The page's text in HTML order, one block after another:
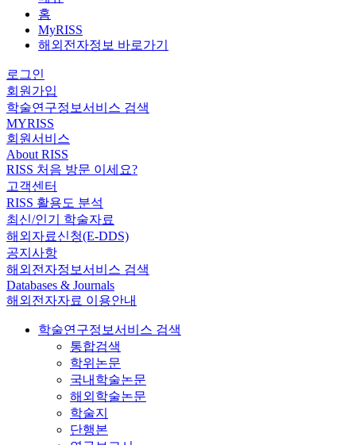
홈
MyRISS
해외전자정보 바로가기
로그인
회원가입
학술연구정보서비스 검색
MYRISS
회원서비스
About RISS
RISS 처음 방문 이세요?
고객센터
RISS 활용도 분석
최신/인기 학술자료
해외자료신청(E-DDS)
공지사항
해외전자정보서비스 검색
Databases & Journals
해외전자자료 이용안내
학술연구정보서비스 검색
통합검색
학위논문
국내학술논문
해외학술논문
학술지
단행본